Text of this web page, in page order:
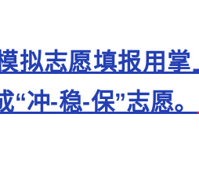
拟志愿填报用
“冲-稳-保”志愿。